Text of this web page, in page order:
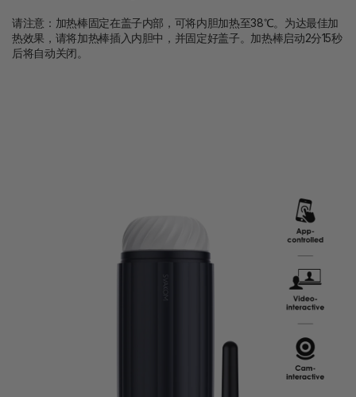
请注意：加热棒固定在盖子内部，可将内胆加热至38℃。为达最佳加
热效果，请将加热棒插入内胆中，并固定好盖子。加热棒启动2分15秒
后将自动关闭。